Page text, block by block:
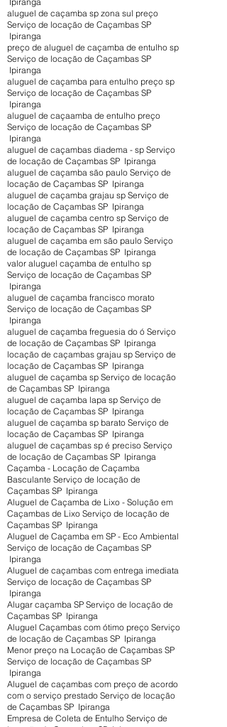
aluguel de caçamba sp zona sul preço
Serviço de locação de Caçambas SP
Ipiranga
preço de aluguel de caçamba de entulho sp
Serviço de locação de Caçambas SP
Ipiranga
aluguel de caçamba para entulho preço sp
Serviço de locação de Caçambas SP
Ipiranga
aluguel de caçaamba de entulho preço
Serviço de locação de Caçambas SP
Ipiranga
aluguel de caçambas diadema - sp Serviço
de locação de Caçambas SP Ipiranga
aluguel de caçamba são paulo Serviço de
locação de Caçambas SP Ipiranga
aluguel de caçamba grajau sp Serviço de
locação de Caçambas SP Ipiranga
aluguel de caçamba centro sp Serviço de
locação de Caçambas SP Ipiranga
aluguel de caçamba em são paulo Serviço
de locação de Caçambas SP Ipiranga
valor aluguel caçamba de entulho sp
Serviço de locação de Caçambas SP
Ipiranga
aluguel de caçamba francisco morato
Serviço de locação de Caçambas SP
Ipiranga
aluguel de caçamba freguesia do ó Serviço
de locação de Caçambas SP Ipiranga
locação de caçambas grajau sp Serviço de
locação de Caçambas SP Ipiranga
aluguel de caçamba sp Serviço de locação
de Caçambas SP Ipiranga
aluguel de caçamba lapa sp Serviço de
locação de Caçambas SP Ipiranga
aluguel de caçamba sp barato Serviço de
locação de Caçambas SP Ipiranga
aluguel de caçambas sp é preciso Serviço
de locação de Caçambas SP Ipiranga
Caçamba - Locação de Caçamba
Basculante Serviço de locação de
Caçambas SP Ipiranga
Aluguel de Caçamba de Lixo - Solução em
Caçambas de Lixo Serviço de locação de
Caçambas SP Ipiranga
Aluguel de Caçamba em SP - Eco Ambiental
Serviço de locação de Caçambas SP
Ipiranga
Aluguel de caçambas com entrega imediata
Serviço de locação de Caçambas SP
Ipiranga
Alugar caçamba SP Serviço de locação de
Caçambas SP Ipiranga
Aluguel Caçambas com ótimo preço Serviço
de locação de Caçambas SP Ipiranga
Menor preço na Locação de Caçambas SP
Serviço de locação de Caçambas SP
Ipiranga
Aluguel de caçambas com preço de acordo
com o serviço prestado Serviço de locação
de Caçambas SP Ipiranga
Empresa de Coleta de Entulho Serviço de